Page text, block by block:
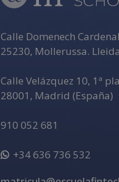
Calle Domenech
25230, Mollerussa.
Calle Velázquez 10, 1ª
28001 , Madrid (España)
910 052 681
+34 636 736 532